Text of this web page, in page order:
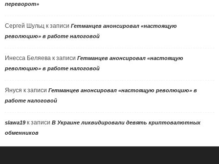
переворот»
Сергей Шульц к записи Гетманцев анонсировал «настоящую
революцию» в работе налоговой
Инесса Беляева к записи Гетманцев анонсировал «настоящую
революцию» в работе налоговой
Януся к записи Гетманцев анонсировал «настоящую революцию» в
работе налоговой
slawa19 к записи В Украине ликвидировали девять криптовалютных
обменников